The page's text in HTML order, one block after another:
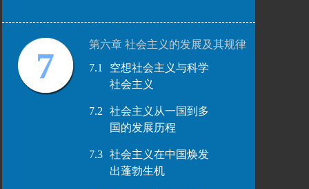
7
第六章 社会主义的发展及其规律
7.1
空想社会主义与科学
社会主义
7.2
社会主义从一国到多
国的发展历程
7.3
社会主义在中国焕发
出蓬勃生机